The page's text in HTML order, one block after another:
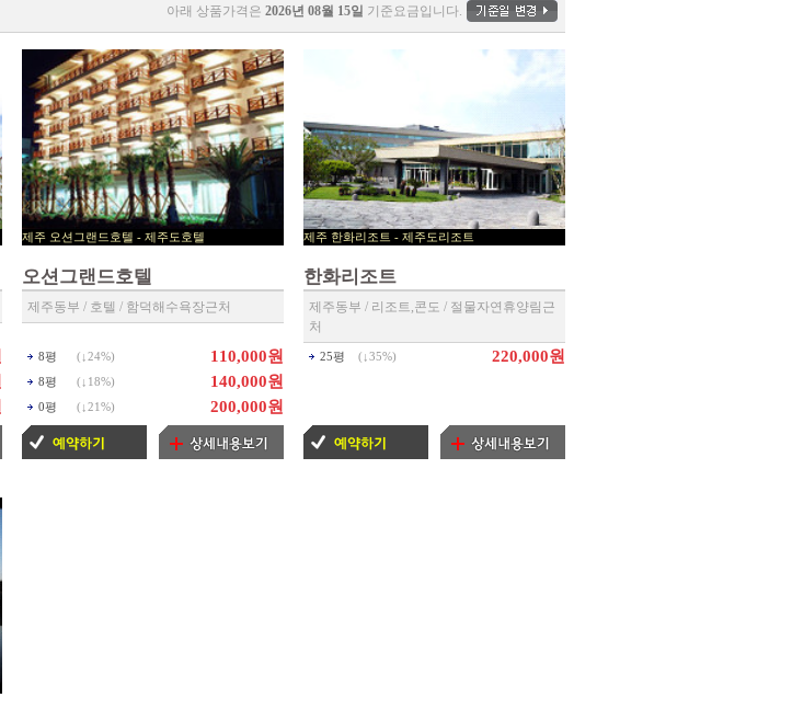
아래 상품가격은 2026년 08월 15일 기준요금입니다.
제주 오션그랜드호텔 - 제주도호텔
오션그랜드호텔
제주동부 / 호텔 / 함덕해수욕장근처
8평 (↓ 24%) 110,000원
8평 (↓ 18%) 140,000원
0평 (↓ 21%) 200,000원
제주 한화리조트 - 제주도리조트
한화리조트
제주동부 / 리조트,콘도 / 절물자연휴양림근
처
25평 (↓ 35%) 220,000원